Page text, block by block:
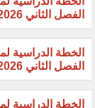
الفصل الثاني 2025/2026م
الخطة الدراسية
الفصل الثاني 2025/2026م
الخطة الدراسية